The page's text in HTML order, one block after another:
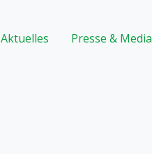
Aktuelles Presse & Media